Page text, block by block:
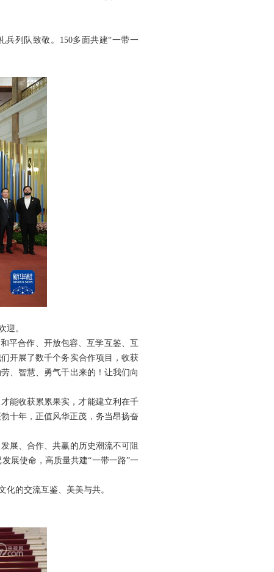
列队致敬。150多面共建“一带一
迎。
平合作、开放包容、互学互鉴、互
开展了数千个务实合作项目，收获
、智慧、勇气干出来的！让我们向
能收获累累果实，才能建立利在千
十年，正值风华正茂，务当昂扬奋
展、合作、共赢的历史潮流不可阻
展使命，高质量共建“一带一路”一
的交流互鉴、美美与共。